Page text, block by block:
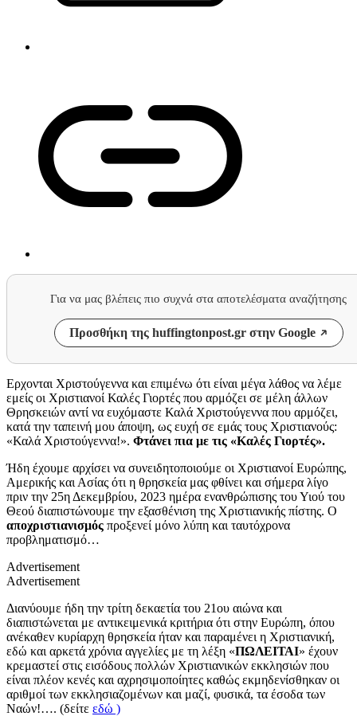
Για να μας βλέπεις πιο συχνά στα αποτελέσματα αναζήτησης
Προσθήκη της huffingtonpost.gr στην Google
Ερχονται Χριστούγεννα και επιμένω ότι είναι μέγα λάθος να λέμε
εμείς οι Χριστιανοί Καλές Γιορτές που αρμόζει σε μέλη άλλων
Θρησκειών αντί να ευχόμαστε Καλά Χριστούγεννα που αρμόζει,
κατά την ταπεινή μου άποψη, ως ευχή σε εμάς τους Χριστιανούς:
«Καλά Χριστούγεννα!». Φτάνει πια με τις «Καλές Γιορτές».
Ήδη έχουμε αρχίσει να συνειδητοποιούμε οι Χριστιανοί Ευρώπης,
Αμερικής και Ασίας ότι η θρησκεία μας φθίνει και σήμερα λίγο
πριν την 25η Δεκεμβρίου, 2023 ημέρα ενανθρώπισης του Υιού του
Θεού διαπιστώνουμε την εξασθένιση της Χριστιανικής πίστης. Ο
αποχριστιανισμός προξενεί μόνο λύπη και ταυτόχρονα
προβληματισμό…
Advertisement
Advertisement
Διανύουμε ήδη την τρίτη δεκαετία του 21ου αιώνα και
διαπιστώνεται με αντικειμενικά κριτήρια ότι στην Ευρώπη, όπου
ανέκαθεν κυρίαρχη θρησκεία ήταν και παραμένει η Χριστιανική,
εδώ και αρκετά χρόνια αγγελίες με τη λέξη «ΠΩΛΕΙΤΑΙ» έχουν
κρεμαστεί στις εισόδους πολλών Χριστιανικών εκκλησιών που
είναι πλέον κενές και αχρησιμοποίητες καθώς εκμηδενίσθηκαν οι
αριθμοί των εκκλησιαζομένων και μαζί, φυσικά, τα έσοδα των
Ναών!…. (δείτε εδώ )